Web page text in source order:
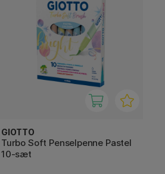
GIOTTO
Turbo Soft Penselpenne Pastel
10-sæt